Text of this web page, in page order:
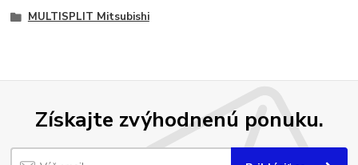
MULTISPLIT Mitsubishi
Získajte zvýhodnenú ponuku.